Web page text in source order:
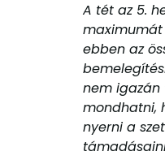
A tét az 5.
maximumát
ebben az
nem igazán
mondhatni,
nyerni a